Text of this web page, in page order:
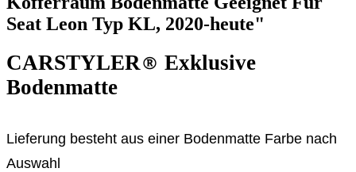
Seat Leon Typ KL, 2020-heute"
CARSTYLER® Exklusive
Bodenmatte
Lieferung besteht aus einer Bodenmatte Farbe nach
Auswahl